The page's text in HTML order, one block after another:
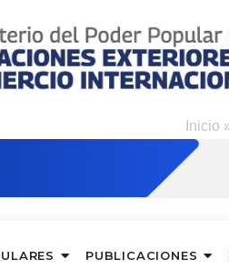
Inicio
PUBLICACIONES